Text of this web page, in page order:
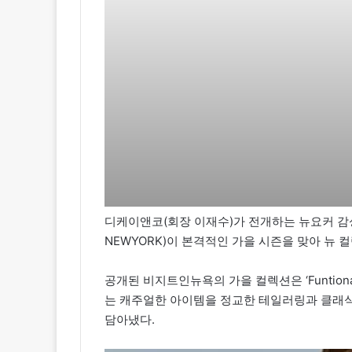
디케이앤코(회장 이재수)가 전개하는 뉴요커
NEWYORK)이 본격적인 가을 시즌을 맞아 뉴
공개된 비지트인뉴욕의 가을 컬렉션은
는 캐주얼한 아이템을 정교한 테일러링과 클
담아냈다.